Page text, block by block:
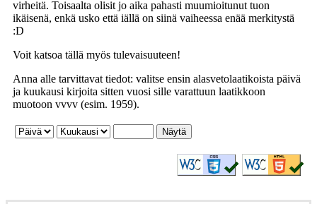
virheitä. Toisaalta olisit jo aika pahasti muumioitunut tuon
ikäisenä, enkä usko että iällä on siinä vaiheessa enää merkitystä
:D
Voit katsoa tällä myös tulevaisuuteen!
Anna alle tarvittavat tiedot: valitse ensin alasvetolaatikoista päivä
ja kuukausi kirjoita sitten vuosi sille varattuun laatikkoon
muotoon vvvv (esim. 1959).